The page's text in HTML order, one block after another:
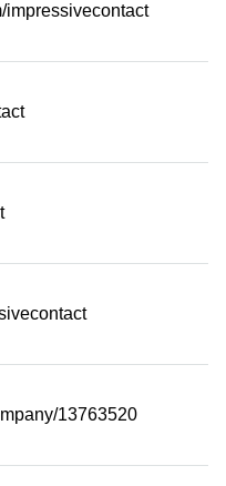
impressivecontact
13763520